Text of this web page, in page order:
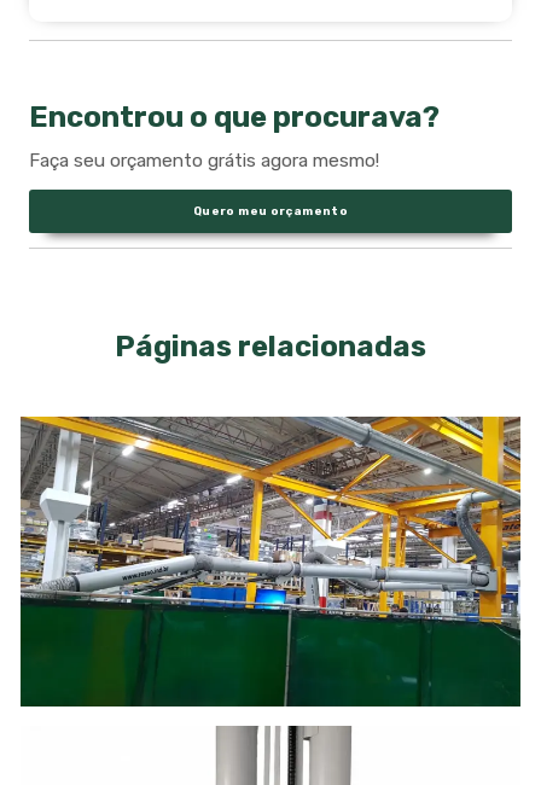
Encontrou o que procurava?
Faça seu orçamento grátis agora mesmo!
Quero meu orçamento
Páginas relacionadas